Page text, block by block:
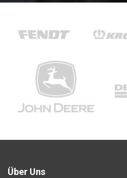
Über Uns